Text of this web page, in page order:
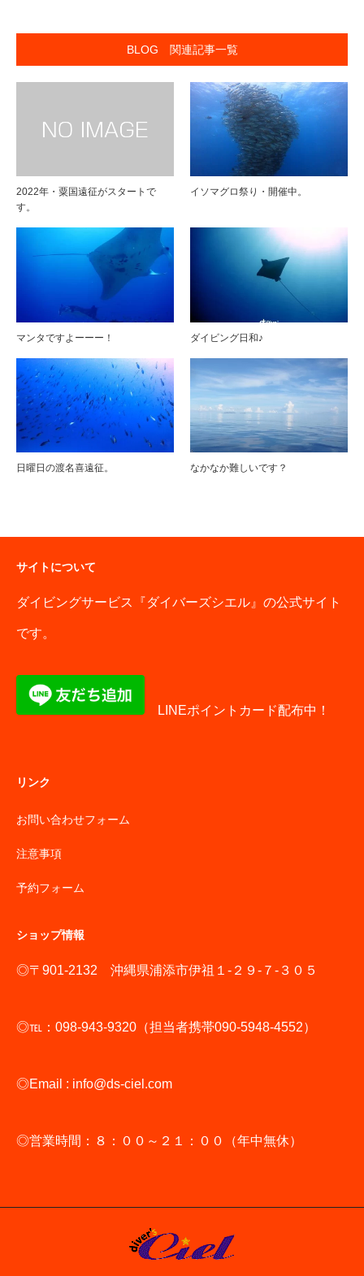
BLOG 関連記事一覧
2022年・粟国遠征がスタートで
す。
イソマグロ祭り・開催中。
マンタですよーーー！ ダイビング日和♪
日曜日の渡名喜遠征。 なかなか難しいです？
サイトについて
ダイビングサービス『ダイバーズシエル』の公式サイト
です。
LINEポイントカード配布中！
リンク
お問い合わせフォーム
注意事項
予約フォーム
ショップ情報
◎〒901-2132 沖縄県浦添市伊祖１-２９-７-３０５
◎℡：098-943-9320（担当者携帯090-5948-4552）
◎Email : info@ds-ciel.com
◎営業時間：８：００～２１：００（年中無休）